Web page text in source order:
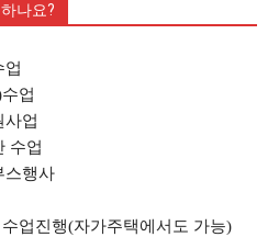
나요?
업
업
사업
수업
스행사
업진행(자가주택에서도 가능)